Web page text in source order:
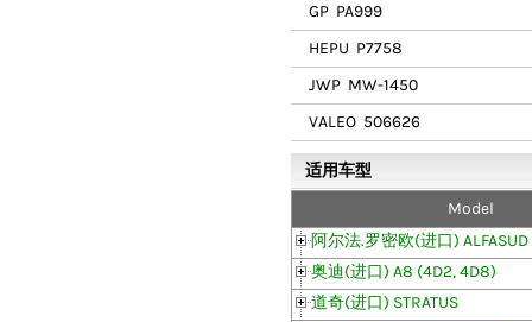
GP PA999
HEPU P7758
JWP MW-1450
VALEO 506626
适用车型
Model
阿尔法.罗密欧(进口)
奥迪(进口) A8 (4D2, 4D8)
道奇(进口) STRATUS